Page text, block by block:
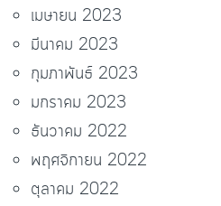
เมษายน 2023
มีนาคม 2023
กุมภาพันธ์ 2023
มกราคม 2023
ธันวาคม 2022
พฤศจิกายน 2022
ตุลาคม 2022